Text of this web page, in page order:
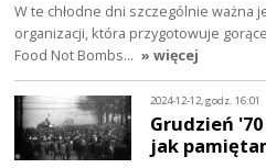
W te chłodne dni szczególnie ważna
organizacji, która przygotowuje
Food Not Bombs… » więcej
2024-12-12, godz. 16:01
Grudzień
jak